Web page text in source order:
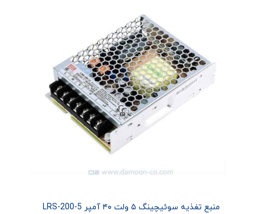
منبع تغذیه سوئیچینگ ۵ ولت ۴۰ آمپر LRS-200-5